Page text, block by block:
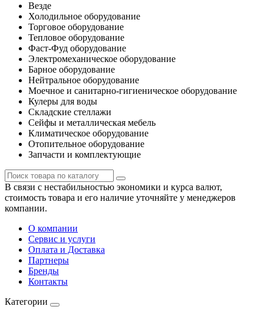
Везде
Холодильное оборудование
Торговое оборудование
Тепловое оборудование
Фаст-Фуд оборудование
Электромеханическое оборудование
Барное оборудование
Нейтральное оборудование
Моечное и санитарно-гигиеническое оборудование
Кулеры для воды
Складские стеллажи
Сейфы и металлическая мебель
Климатическое оборудование
Отопительное оборудование
Запчасти и комплектующие
В связи с нестабильностью экономики и курса валют,
стоимость товара и его наличие уточняйте у менеджеров
компании.
О компании
Сервис и услуги
Оплата и Доставка
Партнеры
Бренды
Контакты
Категории